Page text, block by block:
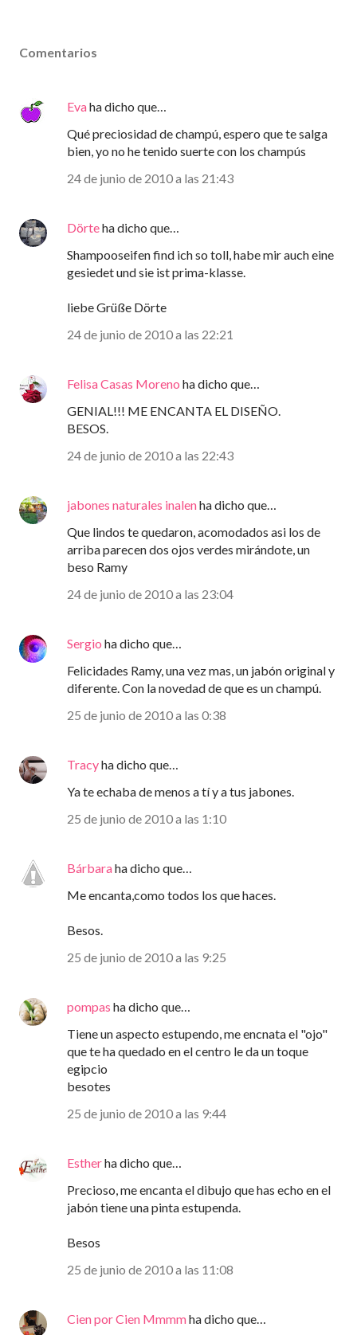
Comentarios
Evaha dicho que…
Qué preciosidad de champú, espero que te salga
bien, yo no he tenido suerte con los champús
24 de junio de 2010 a las 21:43
Dörteha dicho que…
Shampooseifen find ich so toll, habe mir auch eine
gesiedet und sie ist prima-klasse.
liebe Grüße Dörte
24 de junio de 2010 a las 22:21
Felisa Casas Moreno ha dicho que…
GENIAL!!! ME ENCANTA EL DISEÑO.
BESOS.
24 de junio de 2010 a las 22:43
jabones naturales inalenha dicho que…
Que lindos te quedaron, acomodados asi los de
arriba parecen dos ojos verdes mirándote, un
beso Ramy
24 de junio de 2010 a las 23:04
Sergio ha dicho que…
Felicidades Ramy, una vez mas, un jabón original y
diferente. Con la novedad de que es un champú.
25 de junio de 2010 a las 0:38
Tracyha dicho que…
Ya te echaba de menos a tí y a tus jabones.
25 de junio de 2010 a las 1:10
Bárbaraha dicho que…
Me encanta,como todos los que haces.
Besos.
25 de junio de 2010 a las 9:25
pompas ha dicho que…
Tiene un aspecto estupendo, me encnata el "ojo"
que te ha quedado en el centro le da un toque
egipcio
besotes
25 de junio de 2010 a las 9:44
Estherha dicho que…
Precioso, me encanta el dibujo que has echo en el
jabón tiene una pinta estupenda.
Besos
25 de junio de 2010 a las 11:08
Cien por Cien Mmmmha dicho que…